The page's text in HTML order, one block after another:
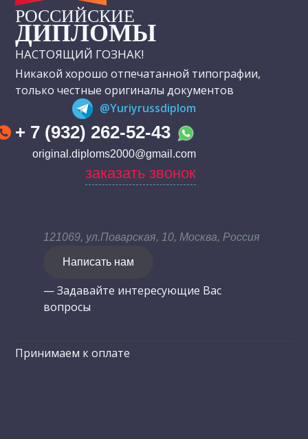
РОССИЙСКИЕ
ДИПЛОМЫ
НАСТОЯЩИЙ ГОЗНАК!
Никакой хорошо отпечатанной типографии,
только честные оригиналы документов
@Yuriyrussdiplom
+ 7 (932) 262-52-43
original.diploms2000@gmail.com
заказать звонок
121069, ул.Поварская, 10, Москва, Россия
Написать нам
— Задавайте интересующие Вас
вопросы
Принимаем к оплате